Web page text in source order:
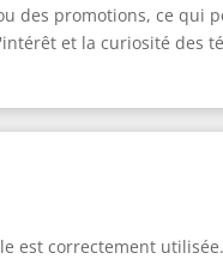
des promotions, ce qui
et la curiosité des
est correctement